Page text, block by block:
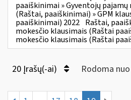
paaiškinimai » Gyventojų
(Raštai, paaiškinimai) » GPM
paaiškinimai) 2022 Raštai,
mokesčio klausimais (Raštai
mokesčio klausimais (Raštai
20 Įrašų(-ai) Rodoma